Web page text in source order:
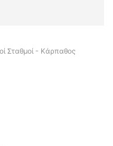
Σταθμοί - Κάρπαθος